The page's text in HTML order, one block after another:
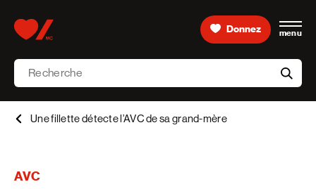
Donnez menu
Recherche
aria-
Une fillette détecte l’AVC de sa grand-mère
AVC